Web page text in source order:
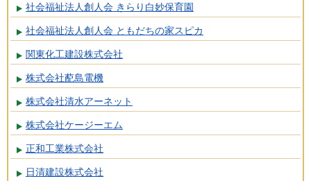
社会福祉法人創人会 きらり白妙保育園
社会福祉法人創人会 ともだちの家スピカ
関東化工建設株式会社
株式会社蓜島電機
株式会社清水アーネット
株式会社ケージーエム
正和工業株式会社
日清建設株式会社